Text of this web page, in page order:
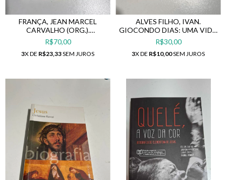
FRANÇA, JEAN MARCEL
CARVALHO (ORG.).
MULHERES VIAJANTES NO
BRASIL (1764-1820)
R$70,00
3X DE R$23,33SEM JUROS
ALVES FILHO, IVAN.
GIOCONDO DIAS: UMA VIDA
NA CLANDESTINIDADE
R$30,00
3X DE R$10,00SEM JUROS